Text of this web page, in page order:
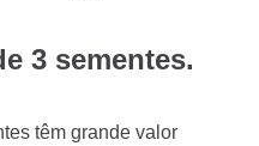
3 sementes.
têm grande valor